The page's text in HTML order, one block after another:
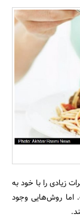
بیمه و سرمایه
مسکن و ساختمان
زیادی را با خود به
اما روش‌هایی وجود